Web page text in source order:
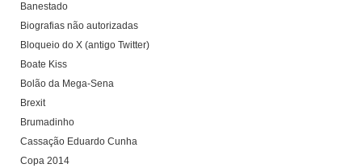
Banestado
Biografias não autorizadas
Bloqueio do X (antigo Twitter)
Boate Kiss
Bolão da Mega-Sena
Brexit
Brumadinho
Cassação Eduardo Cunha
Copa 2014